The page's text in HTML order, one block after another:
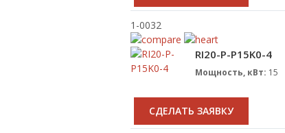
1-0032
RI20-P-P15K0-4
Мощность, кВт: 15
CДЕЛАТЬ ЗАЯВКУ